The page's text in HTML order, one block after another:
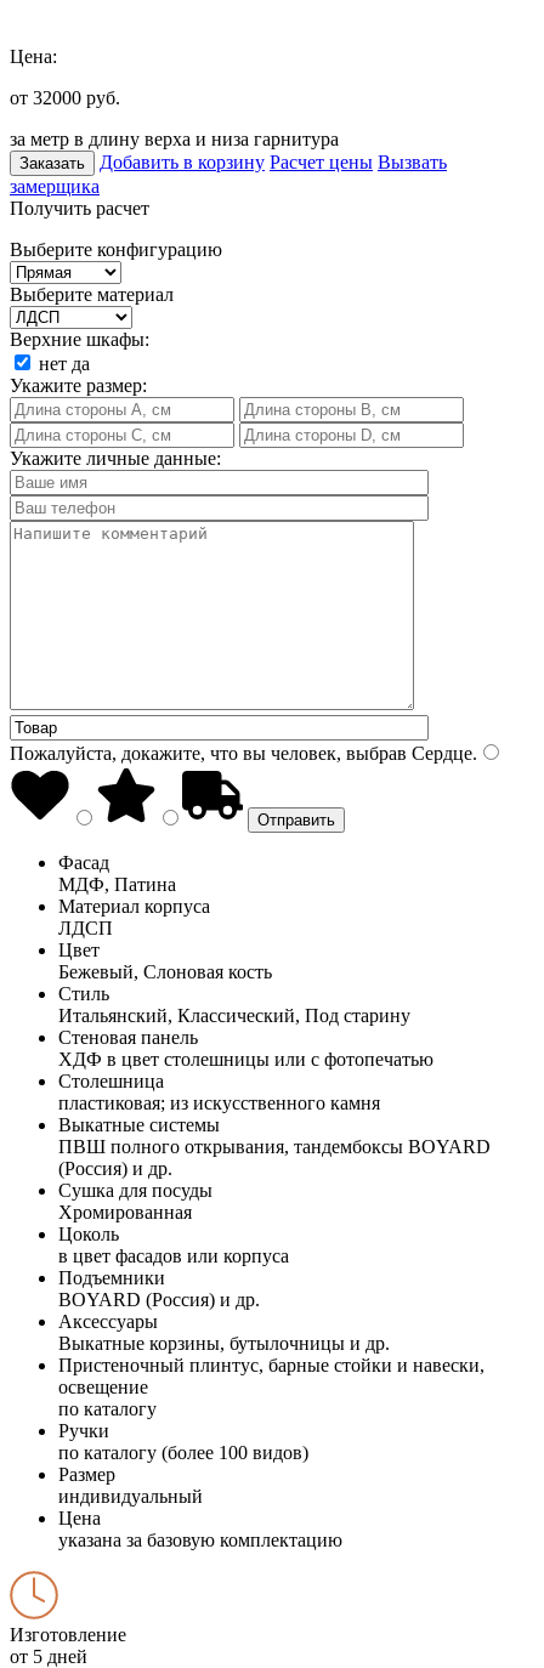
Цена:
от 32000 руб.
за метр в длину верха и низа гарнитура
Заказать Добавить в корзину Расчет цены Вызвать
замерщика
Получить расчет
Выберите конфигурацию
Выберите материал
Верхние шкафы:
нет да
Укажите размер:
Укажите личные данные:
Пожалуйста, докажите, что вы человек, выбрав Сердце.
Фасад
МДФ, Патина
Материал корпуса
ЛДСП
Цвет
Бежевый, Слоновая кость
Стиль
Итальянский, Классический, Под старину
Стеновая панель
ХДФ в цвет столешницы или с фотопечатью
Столешница
пластиковая; из искусственного камня
Выкатные системы
ПВШ полного открывания, тандембоксы BOYARD
(Россия) и др.
Сушка для посуды
Хромированная
Цоколь
в цвет фасадов или корпуса
Подъемники
BOYARD (Россия) и др.
Аксессуары
Выкатные корзины, бутылочницы и др.
Пристеночный плинтус, барные стойки и навески,
освещение
по каталогу
Ручки
по каталогу (более 100 видов)
Размер
индивидуальный
Цена
указана за базовую комплектацию
Изготовление
от 5 дней